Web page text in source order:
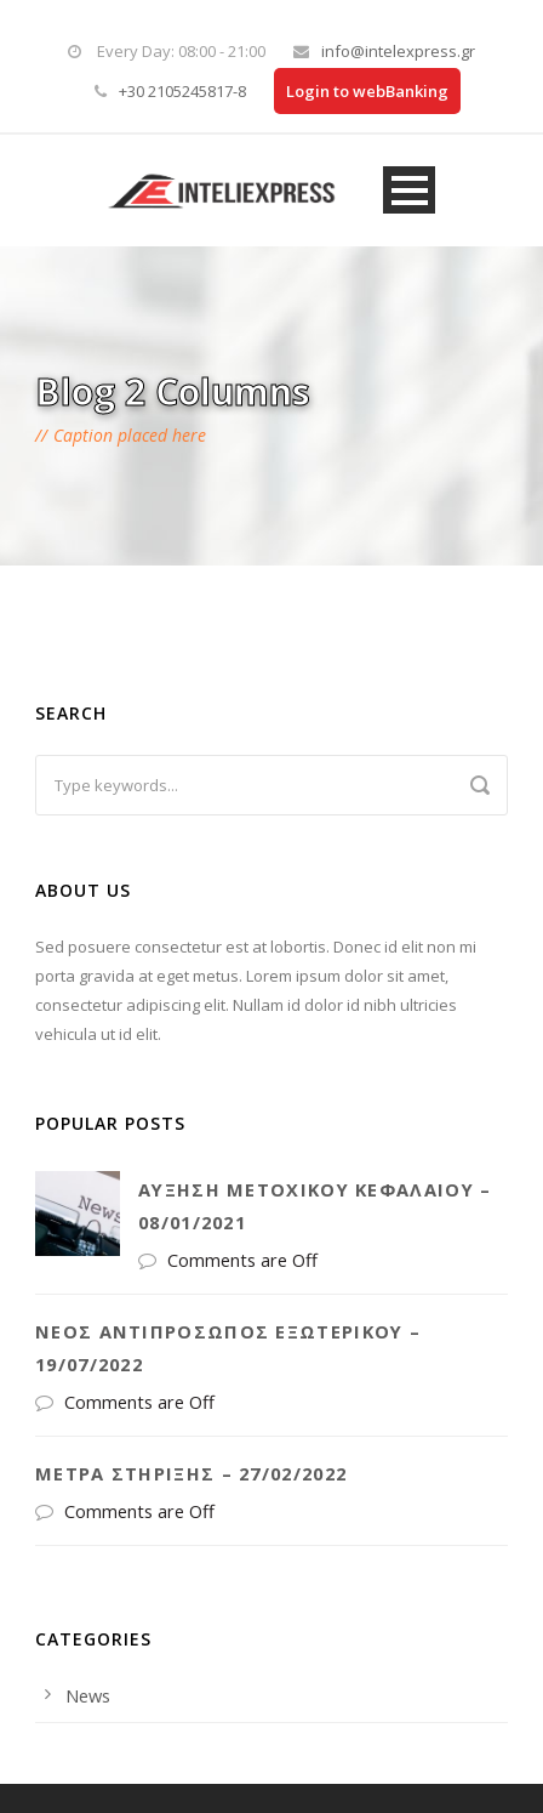
Every Day: 08:00 - 21:00
info@intelexpress.gr
+30 2105245817-8
Login to webBanking
Ελ
Blog 2 Columns
Caption placed here
SEARCH
ABOUT US
Sed posuere consectetur est at lobortis. Donec id elit non mi
porta gravida at eget metus. Lorem ipsum dolor sit amet,
consectetur adipiscing elit. Nullam id dolor id nibh ultricies
vehicula ut id elit.
POPULAR POSTS
ΑΎΞΗΣΗ ΜΕΤΟΧΙΚΟΎ ΚΕΦΑΛΑΊΟΥ –
08/01/2021
Comments are Off
ΝΈΟΣ ΑΝΤΙΠΡΌΣΩΠΟΣ ΕΞΩΤΕΡΙΚΟΎ –
19/07/2022
Comments are Off
ΜΈΤΡΑ ΣΤΉΡΙΞΗΣ – 27/02/2022
Comments are Off
CATEGORIES
News